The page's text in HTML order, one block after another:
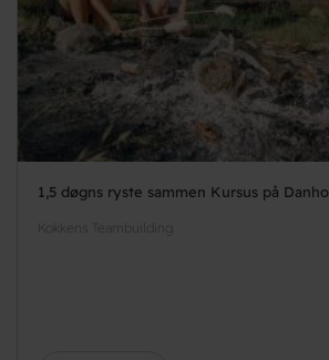
1,5 døgns ryste sammen Kursus på
Kokkens Teambuilding